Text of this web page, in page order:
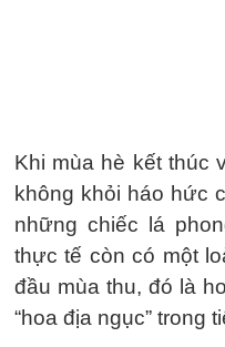
Khi mùa hè kết thúc
không khỏi háo hức
những chiếc lá
thực tế còn có một
đầu mùa thu, đó là
“hoa địa ngục” trong